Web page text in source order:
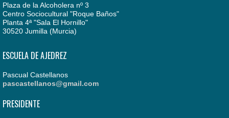
Plaza de la Alcoholera nº 3
Centro Sociocultural "Roque Baños"
Planta 4ª "Sala El Hornillo"
30520 Jumilla (Murcia)
ESCUELA DE AJEDREZ
Pascual Castellanos
pascastellanos@gmail.com
PRESIDENTE